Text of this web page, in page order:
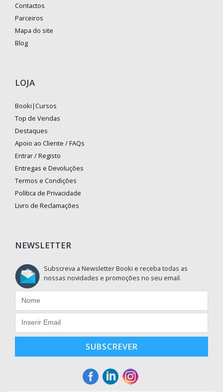
Contactos
Parceiros
Mapa do site
Blog
LOJA
Booki|Cursos
Top de Vendas
Destaques
Apoio ao Cliente / FAQs
Entrar / Registo
Entregas e Devoluções
Termos e Condições
Política de Privacidade
Livro de Reclamações
NEWSLETTER
Subscreva a Newsletter Booki e receba todas as
nossas novidades e promoções no seu email.
SUBSCREVER